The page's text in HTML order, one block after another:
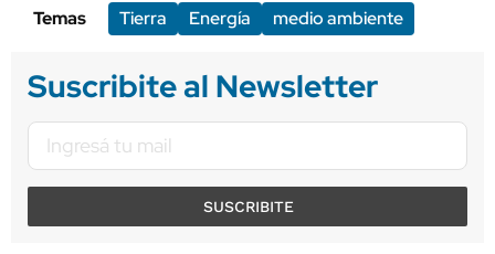
Temas
Tierra Energía medio ambiente
Suscribite al Newsletter
SUSCRIBITE